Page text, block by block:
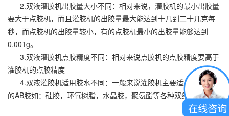
2.双液灌胶机出胶量大小不同：相对来说，灌胶机的最小出胶量
要大于点胶机，而且灌胶机的出胶量最大能达到十几到二十几克每
秒，而点胶机的出胶量较小，有的点胶机最小的出胶量能够达到
0.001g。
3.双液灌胶机点胶精度不同：相对来说点胶机的点胶精度要高于
灌胶机的点胶精度
4.双液灌胶机适用胶水不同：一般来说灌胶机主要适用于双组份
的AB胶如：硅胶，环氧树脂，水晶胶，聚氨酯等各种双组份胶水。
在线咨询